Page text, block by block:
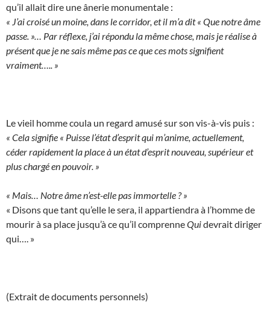
qu’il allait dire une ânerie monumentale :
« J’ai croisé un moine, dans le corridor, et il m’a dit « Que notre âme
passe. »… Par réflexe, j’ai répondu la même chose, mais je réalise à
présent que je ne sais même pas ce que ces mots signifient
vraiment….. »
Le vieil homme coula un regard amusé sur son vis-à-vis puis :
« Cela signifie « Puisse l’état d’esprit qui m’anime, actuellement,
céder rapidement la place à un état d’esprit nouveau, supérieur et
plus chargé en pouvoir. »
« Mais… Notre âme n’est-elle pas immortelle ? »
« Disons que tant qu’elle le sera, il appartiendra à l’homme de
mourir à sa place jusqu’à ce qu’il comprenneQuidevrait diriger
qui…. »
(Extrait de documents personnels)